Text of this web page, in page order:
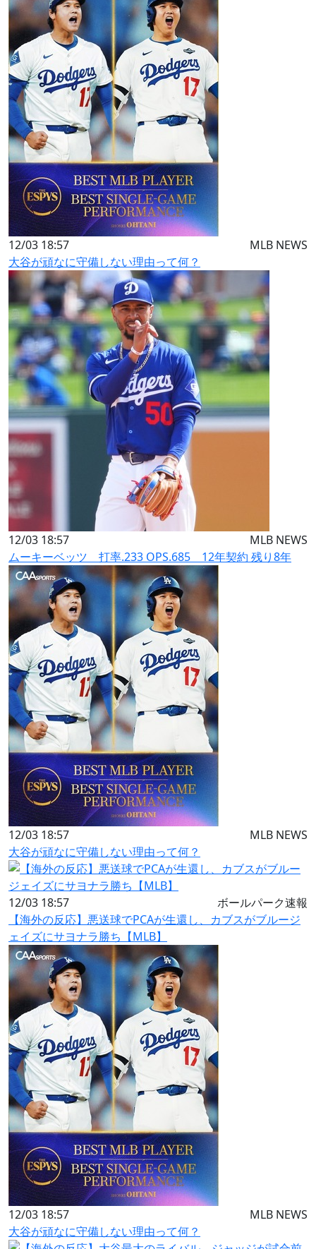
12/03 18:57
MLB NEWS
大谷が頑なに守備しない理由って何？
12/03 18:57
MLB NEWS
ムーキーベッツ 打率.233 OPS.685 12年契約 残り8年
12/03 18:57
MLB NEWS
大谷が頑なに守備しない理由って何？
12/03 18:57
ボールパーク速報
【海外の反応】悪送球でPCAが生還し、カブスがブルージ
ェイズにサヨナラ勝ち【MLB】
12/03 18:57
MLB NEWS
大谷が頑なに守備しない理由って何？